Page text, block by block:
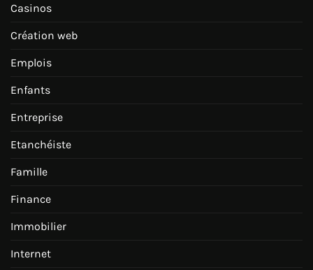
Casinos
Création web
Emplois
Enfants
Entreprise
Etanchéiste
Famille
Finance
Immobilier
Internet